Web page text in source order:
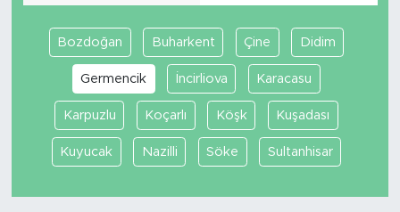
Bozdoğan Buharkent Çine Didim
Germencik İncirliova Karacasu
Karpuzlu Koçarlı Köşk Kuşadası
Kuyucak Nazilli Söke Sultanhisar